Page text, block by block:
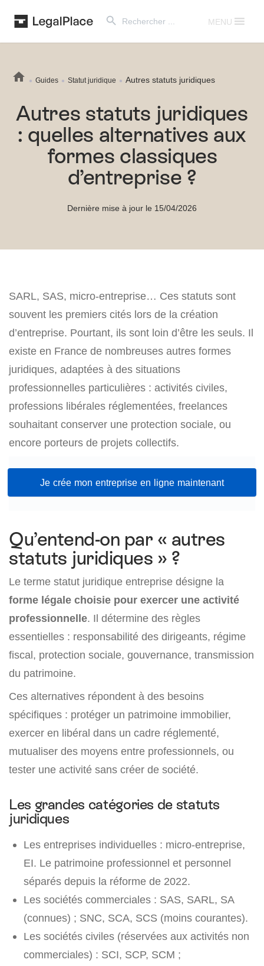
for:
MENU
Guides Statut juridique Autres statuts juridiques
Autres statuts juridiques
: quelles alternatives aux
formes classiques
d’entreprise ?
Dernière mise à jour le 15/04/2026
SARL, SAS, micro-entreprise… Ces statuts sont
souvent les premiers cités lors de la création
d’entreprise. Pourtant, ils sont loin d’être les seuls. Il
existe en France de nombreuses autres formes
juridiques, adaptées à des situations
professionnelles particulières : activités civiles,
professions libérales réglementées, freelances
souhaitant conserver une protection sociale, ou
encore porteurs de projets collectifs.
Je crée mon entreprise en ligne maintenant
Qu’entend-on par « autres
statuts juridiques » ?
Le terme statut juridique entreprise désigne la
forme légale choisie pour exercer une activité
professionnelle. Il détermine des règles
essentielles : responsabilité des dirigeants, régime
fiscal, protection sociale, gouvernance, transmission
du patrimoine.
Ces alternatives répondent à des besoins
spécifiques : protéger un patrimoine immobilier,
exercer en libéral dans un cadre réglementé,
mutualiser des moyens entre professionnels, ou
tester une activité sans créer de société.
Les grandes catégories de statuts
juridiques
Les entreprises individuelles : micro-entreprise,
EI. Le patrimoine professionnel et personnel
séparés depuis la réforme de 2022.
Les sociétés commerciales : SAS, SARL, SA
(connues) ; SNC, SCA, SCS (moins courantes).
Les sociétés civiles (réservées aux activités non
commerciales) : SCI, SCP, SCM ;